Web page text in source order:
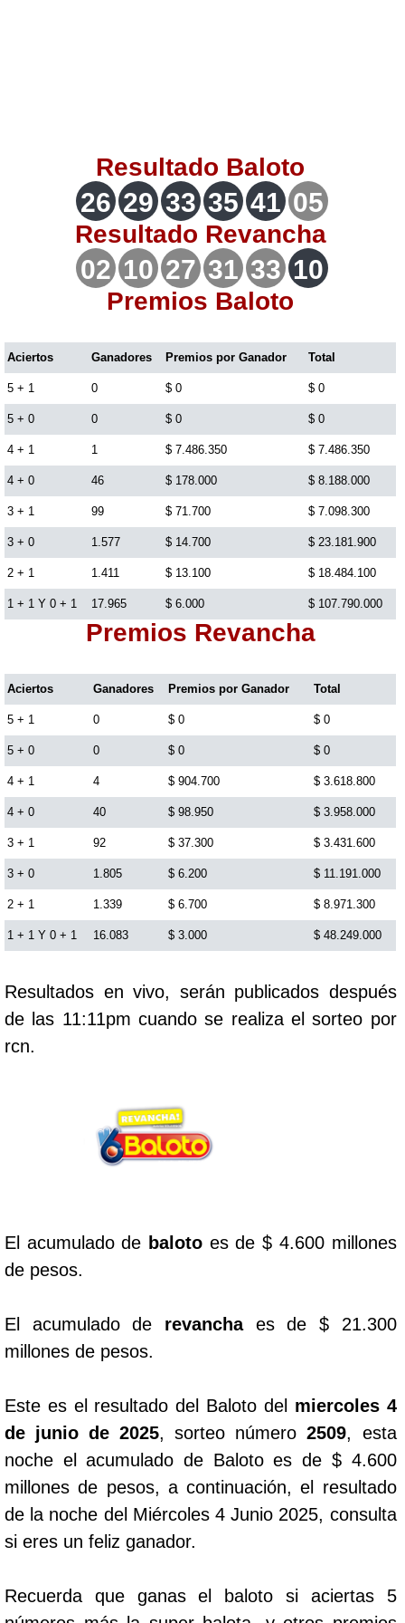
Lotería del Quindio
Lotería de Bogotá
Lotería de Risaralda
Lotería de Medellín
Lotería de Santander
Lotería del Cauca
Lotería de Boyaca
Extra de Colombia
Antioqueñita Día
Astro Sol
Astro Luna
Cafeterito Tarde
Cafeterito Noche
Caribeña Día
Caribeña Noche
Culona día
Dorado Mañana
Dorado Tarde
Fantástica Día
Fantástica Noche
Motilon Tarde
Motilon Noche
Resultado Baloto
26 29 33 35 41 05
Resultado Revancha
02 10 27 31 33 10
Premios Baloto
Aciertos Ganadores Premios por Ganador Total
5 + 1 0 $ 0 $ 0
5 + 0 0 $ 0 $ 0
4 + 1 1 $ 7.486.350 $ 7.486.350
4 + 0 46 $ 178.000 $ 8.188.000
3 + 1 99 $ 71.700 $ 7.098.300
3 + 0 1.577 $ 14.700 $ 23.181.900
2 + 1 1.411 $ 13.100 $ 18.484.100
1 + 1 Y 0 + 1 17.965 $ 6.000 $ 107.790.000
Premios Revancha
Aciertos Ganadores Premios por Ganador Total
5 + 1 0 $ 0 $ 0
5 + 0 0 $ 0 $ 0
4 + 1 4 $ 904.700 $ 3.618.800
4 + 0 40 $ 98.950 $ 3.958.000
3 + 1 92 $ 37.300 $ 3.431.600
3 + 0 1.805 $ 6.200 $ 11.191.000
2 + 1 1.339 $ 6.700 $ 8.971.300
1 + 1 Y 0 + 1 16.083 $ 3.000 $ 48.249.000
Resultados en vivo, serán publicados después
de las 11:11pm cuando se realiza el sorteo por
rcn.
El acumulado de baloto es de $ 4.600 millones
de pesos.
El acumulado de revanchaes de $ 21.300
millones de pesos.
Este es el resultado del Baloto del miercoles 4
de junio de 2025, sorteo número2509, esta
noche el acumulado de Baloto es de $ 4.600
millones de pesos, a continuación, el resultado
de la noche del Miércoles 4 Junio 2025, consulta
si eres un feliz ganador.
Recuerda que ganas el baloto si aciertas 5